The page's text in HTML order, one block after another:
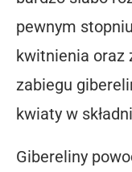
pewnym
kwitnienia oraz
zabiegu
kwiaty w
Gibereliny